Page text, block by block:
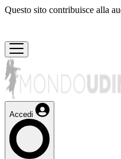
Questo sito contribuisce alla
Accedi